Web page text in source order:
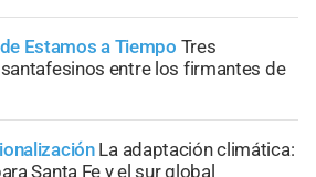
Estamos a Tiempo Tres
entre los firmantes de
La adaptación climática:
Santa Fe y el sur global